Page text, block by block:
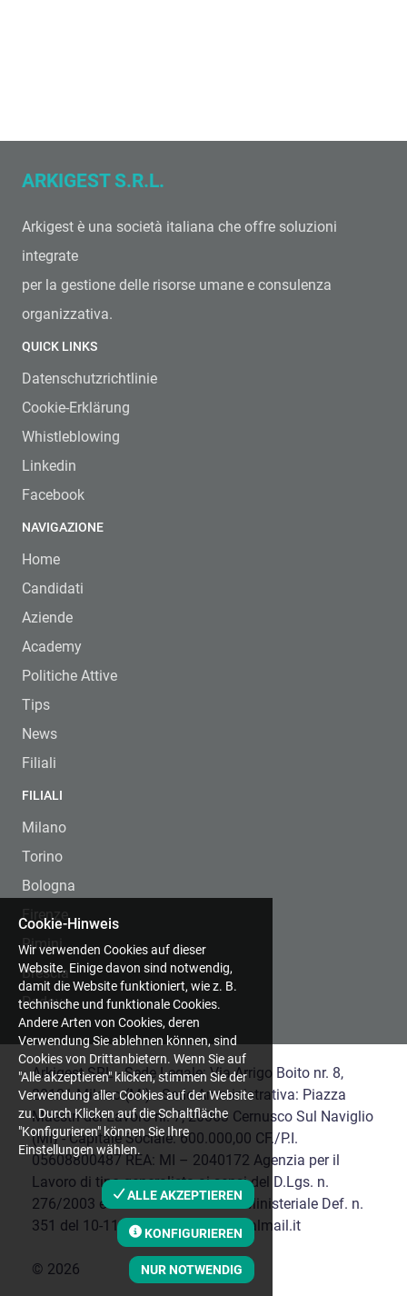
ARKIGEST S.R.L.
Arkigest è una società italiana che offre soluzioni
integrate
per la gestione delle risorse umane e consulenza
organizzativa.
QUICK LINKS
Datenschutzrichtlinie
Cookie-Erklärung
Whistleblowing
Linkedin
Facebook
NAVIGAZIONE
Home
Candidati
Aziende
Academy
Politiche Attive
Tips
News
Filiali
FILIALI
Milano
Torino
Bologna
Firenze
Rimini
Brescia
Padova
Arkigest SRL - Sede Legale: Via Arrigo Boito nr. 8,
20121 Milano (MI) - Sede Amministrativa: Piazza
Maestri del Lavoro nr. 7, 20063 Cernusco Sul Naviglio
(MI) - Capitale Sociale: 600.000,00 CF./P.I.
05608800487 REA: MI – 2040172 Agenzia per il
Lavoro di tipo generalista ai sensi del D.Lgs. n.
276/2003 e s.m.i Autorizzazione Ministeriale Def. n.
351 del 10-11-2016 | arkigest@legalmail.it
© 2026
Cookie-Hinweis
Wir verwenden Cookies auf dieser
Website. Einige davon sind notwendig,
damit die Website funktioniert, wie z. B.
technische und funktionale Cookies.
Andere Arten von Cookies, deren
Verwendung Sie ablehnen können, sind
Cookies von Drittanbietern. Wenn Sie auf
"Alle akzeptieren" klicken, stimmen Sie der
Verwendung aller Cookies auf der Website
zu. Durch Klicken auf die Schaltfläche
"Konfigurieren" können Sie Ihre
Einstellungen wählen.
ALLE AKZEPTIEREN
KONFIGURIEREN
NUR NOTWENDIG